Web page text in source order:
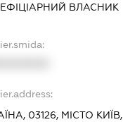
ВЛАСНИК
03126, МІСТО КИЇВ,